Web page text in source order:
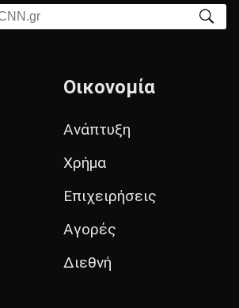
Οικονομία
Ανάπτυξη
Χρήμα
Επιχειρήσεις
Αγορές
Διεθνή